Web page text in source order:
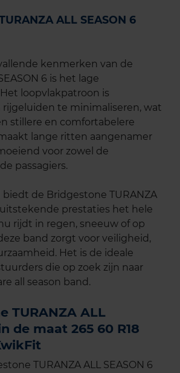
ALL SEASON 6
kenmerken van de
6 is het lage
loopvlakpatroon is
te minimaliseren, wat
stillere en comfortabelere
lange ritten aangenamer
voor zowel de
passagiers.
de Bridgestone TURANZA
uitstekende prestaties het hele
rijdt in regen, sneeuw of op
band zorgt voor veiligheid,
Het is de ideale
die op zoek zijn naar
all season band.
TURANZA ALL
de maat 265 60 R18
TURANZA ALL SEASON 6